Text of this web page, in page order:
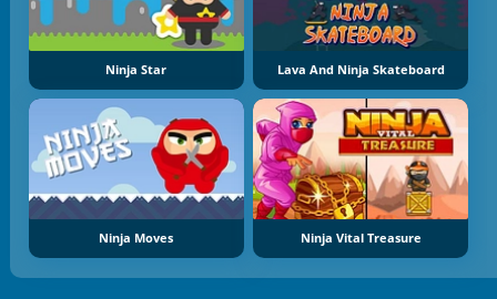
Ninja Star Lava And Ninja Skateboard
Ninja Moves Ninja Vital Treasure